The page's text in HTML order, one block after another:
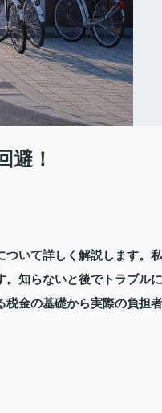
避！
ついて詳しく解説します。私
。知らないと後でトラブルに
税金の基礎から実際の負担者